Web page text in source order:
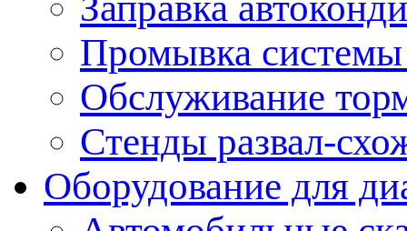
Промывка
Обслуживание
Стенды развал-
Оборудование для